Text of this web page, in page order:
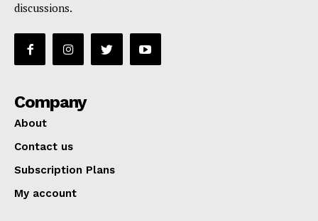
discussions.
Company
About
Contact us
Subscription Plans
My account